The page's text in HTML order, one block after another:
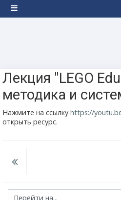
Боковая панель
Лекция "LEGO
методика и
Нажмите на ссылку https://
открыть ресурс.
Перейти на...